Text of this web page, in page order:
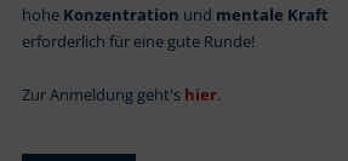
hohe Konzentration und mentale Kraft
erforderlich für eine gute Runde!
Zur Anmeldung geht'shier.